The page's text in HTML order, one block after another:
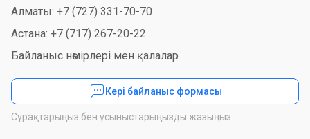
Алматы: +7 (727) 331-70-70
Астана: +7 (717) 267-20-22
Байланыс нөмірлері мен қалалар
Кері байланыс формасы
Сұрақтарыңыз бен ұсыныстарыңызды жазыңыз